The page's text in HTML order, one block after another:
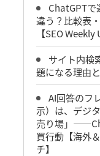
ChatGPTで
違う？比較表
【SEO Weekly
サイト内検
題になる理由
AI回答のフ
示）は、デジ
売り場」
買行動【海外
チ】